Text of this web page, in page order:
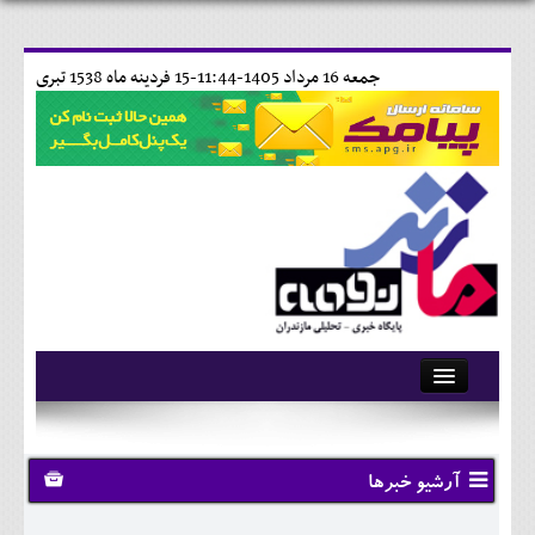
15 فردينه ماه 1538 تبری جمعه 16 مرداد 1405-11:44-
آرشیو
تماس با ما
وبلاگ
آرشیو خبرها